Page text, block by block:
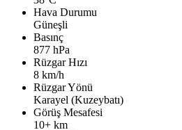
Hava Durumu
Güneşli
Basınç
877 hPa
Rüzgar Hızı
8 km/h
Rüzgar Yönü
Karayel (Kuzeybatı)
Görüş Mesafesi
10+ km